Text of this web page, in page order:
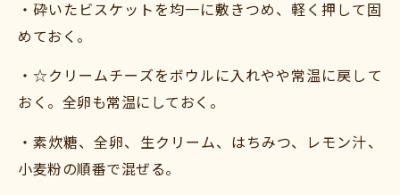
・砕いたビスケットを均一に敷きつめ、軽く押して固
めておく。
・☆クリームチーズをボウルに入れやや常温に戻して
おく。全卵も常温にしておく。
・素炊糖、全卵、生クリーム、はちみつ、レモン汁、
小麦粉の順番で混ぜる。